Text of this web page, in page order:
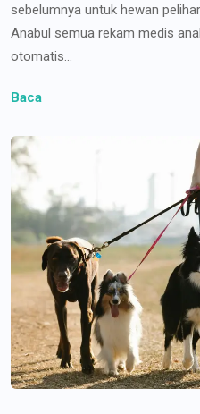
sebelumnya untuk hewan
Anabul semua rekam medis
otomatis...
Baca